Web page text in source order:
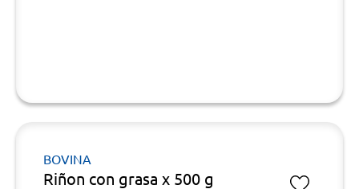
BOVINA
Riñon con grasa x 500 g